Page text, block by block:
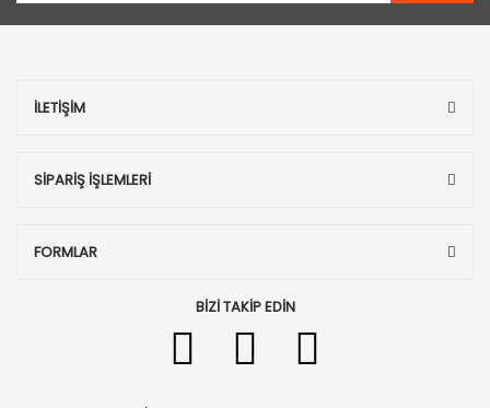
İLETİŞİM
SİPARİŞ İŞLEMLERİ
FORMLAR
BİZİ TAKİP EDİN